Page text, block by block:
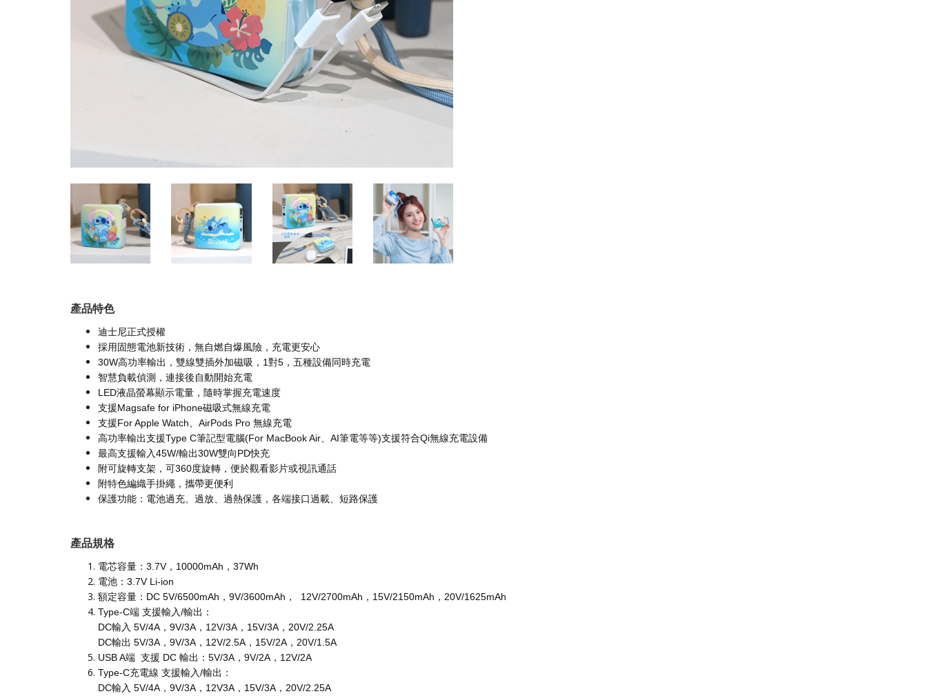
產品特色
迪士尼正式授權
採用固態電池新技術，無自燃自爆風險，充電更安心
30W高功率輸出，雙線雙插外加磁吸，1對5，五種設備同時充電
智慧負載偵測，連接後自動開始充電
LED液晶螢幕顯示電量，隨時掌握充電速度
支援Magsafe for iPhone磁吸式無線充電
支援For Apple Watch、AirPods Pro 無線充電
高功率輸出支援Type C筆記型電腦(For MacBook Air、AI筆電等等)支援符合Qi無線充電設備
最高支援輸入45W/輸出30W雙向PD快充
附可旋轉支架，可360度旋轉，便於觀看影片或視訊通話
附特色編織手掛繩，攜帶更便利
保護功能：電池過充、過放、過熱保護，各端接口過載、短路保護
產品規格
電芯容量：3.7V，10000mAh，37Wh
電池：3.7V Li-ion
額定容量：DC 5V/6500mAh，9V/3600mAh， 12V/2700mAh，15V/2150mAh，20V/1625mAh
Type-C端 支援輸入/輸出：
DC輸入 5V/4A，9V/3A，12V/3A，15V/3A，20V/2.25A
DC輸出 5V/3A，9V/3A，12V/2.5A，15V/2A，20V/1.5A
USB A端 支援 DC 輸出：5V/3A，9V/2A，12V/2A
Type-C充電線 支援輸入/輸出：
DC輸入 5V/4A，9V/3A，12V3A，15V/3A，20V/2.25A